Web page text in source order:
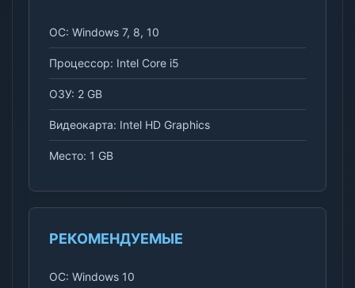
ОС: Windows 7, 8, 10
Процессор: Intel Core i5
ОЗУ: 2 GB
Видеокарта: Intel HD Graphics
Место: 1 GB
РЕКОМЕНДУЕМЫЕ
ОС: Windows 10